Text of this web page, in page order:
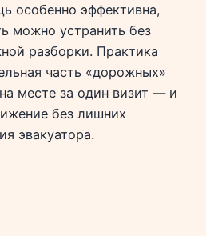
особенно эффективна,
можно устранить без
разборки. Практика
часть «дорожных»
месте за один визит — и
без лишних
эвакуатора.